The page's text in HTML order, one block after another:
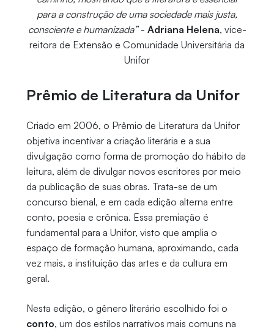
para a construção de uma sociedade mais justa,
consciente e humanizada”- Adriana Helena, vice-
reitora de Extensão e Comunidade Universitária da
Unifor
Prêmio de Literatura da Unifor
Criado em 2006, o Prêmio de Literatura da Unifor
objetiva incentivar a criação literária e a sua
divulgação como forma de promoção do hábito da
leitura, além de divulgar novos escritores por meio
da publicação de suas obras. Trata-se de um
concurso bienal, e em cada edição alterna entre
conto, poesia e crônica. Essa premiação é
fundamental para a Unifor, visto que amplia o
espaço de formação humana, aproximando, cada
vez mais, a instituição das artes e da cultura em
geral.
Nesta edição, o gênero literário escolhido foi o
conto, um dos estilos narrativos mais comuns na